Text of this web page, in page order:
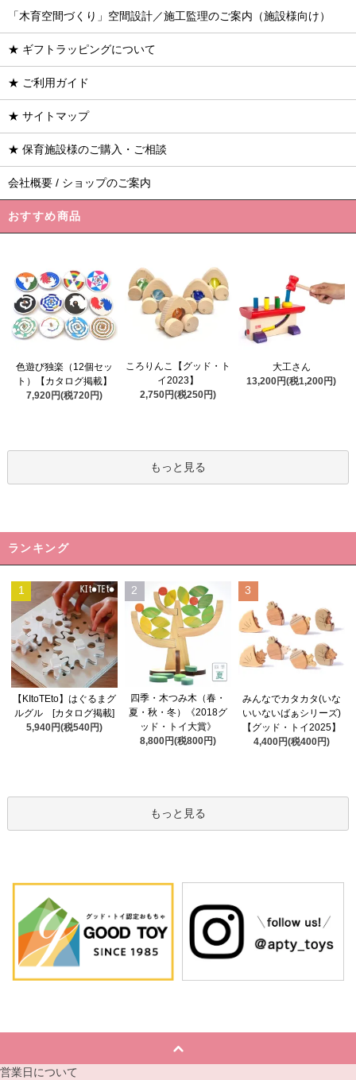
「木育空間づくり」空間設計／施工監理のご案内（施設様向け）
★ ギフトラッピングについて
★ ご利用ガイド
★ サイトマップ
★ 保育施設様のご購入・ご相談
会社概要 / ショップのご案内
おすすめ商品
色遊び独楽（12個セッ
ト）【カタログ掲載】
7,920円(税720円)
ころりんこ【グッド・ト
イ2023】
2,750円(税250円)
大工さん
13,200円(税1,200円)
もっと見る
ランキング
1
【KItoTEto】はぐるまグ
ルグル [カタログ掲載]
5,940円(税540円)
2
四季・木つみ木（春・
夏・秋・冬）《2018グ
ッド・トイ大賞》
8,800円(税800円)
3
みんなでカタカタ(いな
いいないばぁシリーズ)
【グッド・トイ2025】
4,400円(税400円)
もっと見る
営業日について